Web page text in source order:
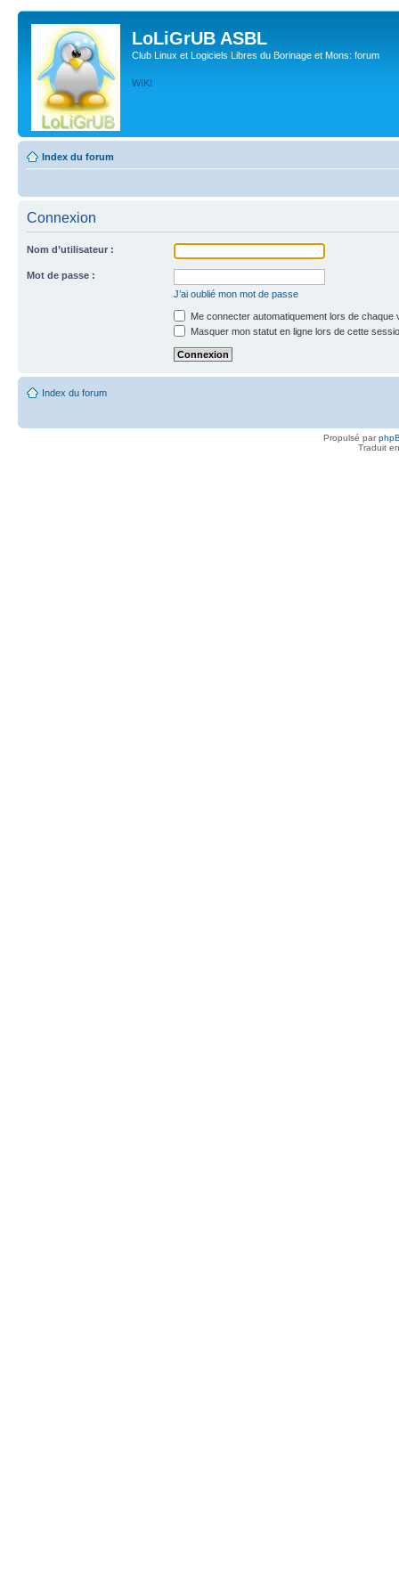
LoLiGrUB ASBL
Club Linux et Logiciels Libres du Borinage et Mons: forum
WIKI
Index du forum
Connexion
Nom d’utilisateur :
Mot de passe :
J’ai oublié mon mot de passe
Me connecter automatiquement lors de chaque
Masquer mon statut en ligne lors de cette
Index du forum
Propulsé par
Traduit